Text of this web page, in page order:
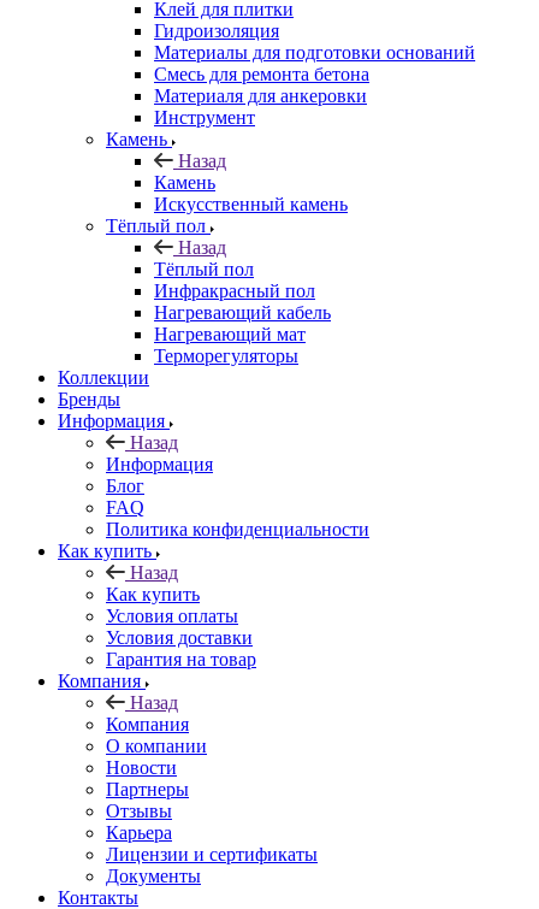
Клей для плитки
Гидроизоляция
Материалы для подготовки оснований
Смесь для ремонта бетона
Материаля для анкеровки
Инструмент
Камень
Назад
Камень
Искусственный камень
Тёплый пол
Назад
Тёплый пол
Инфракрасный пол
Нагревающий кабель
Нагревающий мат
Терморегуляторы
Коллекции
Бренды
Информация
Назад
Информация
Блог
FAQ
Политика конфиденциальности
Как купить
Назад
Как купить
Условия оплаты
Условия доставки
Гарантия на товар
Компания
Назад
Компания
О компании
Новости
Партнеры
Отзывы
Карьера
Лицензии и сертификаты
Документы
Контакты